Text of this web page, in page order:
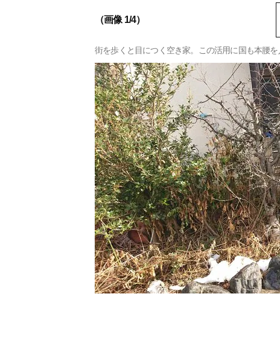
（画像 1/4）
街を歩くと目につく空き家。この活用に国も本腰